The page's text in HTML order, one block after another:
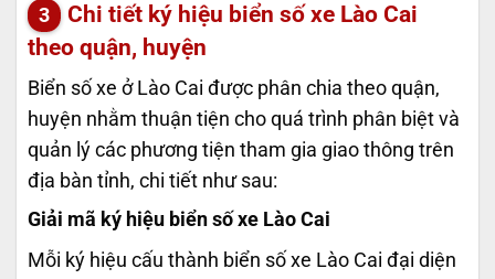
Chi tiết ký hiệu biển số xe Lào Cai
theo quận, huyện
Biển số xe ở Lào Cai được phân chia theo quận,
huyện nhằm thuận tiện cho quá trình phân biệt và
quản lý các phương tiện tham gia giao thông trên
địa bàn tỉnh, chi tiết như sau:
Giải mã ký hiệu biển số xe Lào Cai
Mỗi ký hiệu cấu thành biển số xe Lào Cai đại diện